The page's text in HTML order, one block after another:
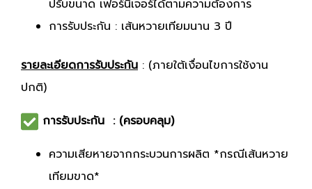
ปรับขนาด เฟอร์นิเจอร์ได้ตามความต้องการ
การรับประกัน : เส้นหวายเทียมนาน 3 ปี
รายละเอียดการรับประกัน : (ภายใต้เงื่อนไขการใช้งาน
ปกติ)
การรับประกัน : (ครอบคลุม)
ความเสียหายจากกระบวนการผลิต *กรณีเส้นหวาย
เทียมขาด*